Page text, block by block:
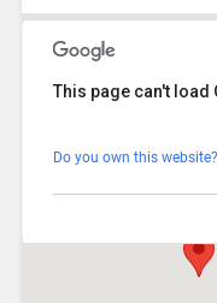
Veranstaltungen
This page can't
Do you own this website?